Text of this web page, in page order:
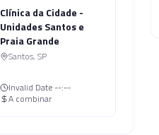
Clínica da Cidade -
Unidades Santos e
Praia Grande
Santos, SP
Invalid Date --:--
A combinar